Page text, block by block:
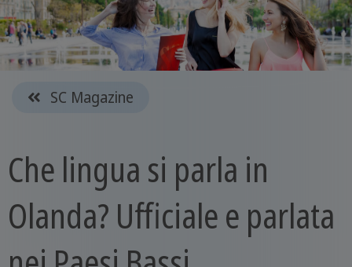
SC Magazine
Che lingua si parla in
Olanda? Ufficiale e parlata